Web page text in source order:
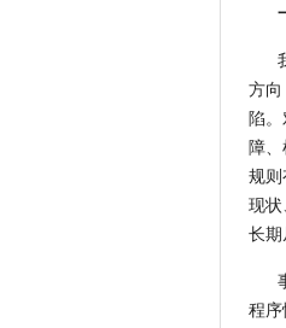
方向
陷
障
规则
现状
长期
程序